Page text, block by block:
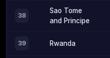
38
Sao Tome
and Principe
39 Rwanda